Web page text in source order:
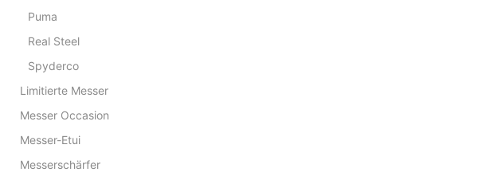
Puma
Real Steel
Spyderco
Limitierte Messer
Messer Occasion
Messer-Etui
Messerschärfer